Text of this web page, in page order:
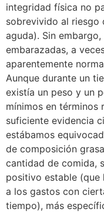
integridad física no
sobrevivido al riesgo
aguda). Sin
embarazadas, a
aparentemente
Aunque durante un
existía un peso y un
mínimos en términos
suficiente evidencia
estábamos
de composición
cantidad de comida,
positivo estable (que
a los gastos con
tiempo), más